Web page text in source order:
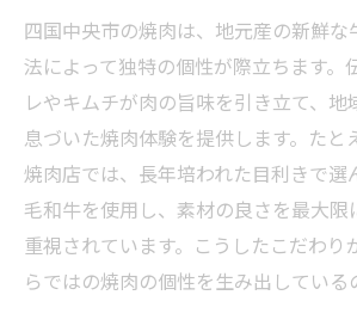
四国中央市の焼肉は、地元産の新鮮な
法によって独特の個性が際立ちます。
レやキムチが肉の旨味を引き立て、地
息づいた焼肉体験を提供します。たと
焼肉店では、長年培われた目利きで選
毛和牛を使用し、素材の良さを最大限
重視されています。こうしたこだわり
らではの焼肉の個性を生み出している